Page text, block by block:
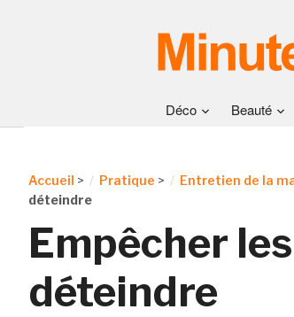
Déco Beauté
Accueil > Pratique > Entretien de la
déteindre
Empêcher
déteindre